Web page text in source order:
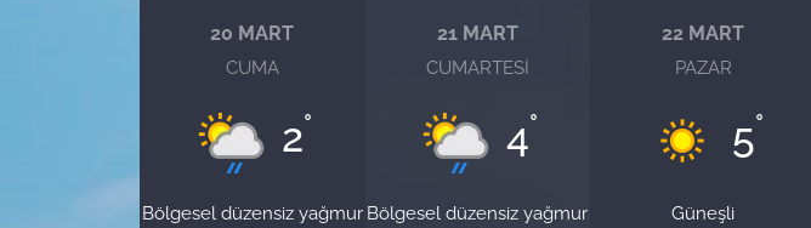
20 MART
CUMA
2°
Bölgesel düzensiz yağmur
21 MART
CUMARTESI
4°
Bölgesel düzensiz yağmur
22 MART
PAZAR
5°
Güneşli